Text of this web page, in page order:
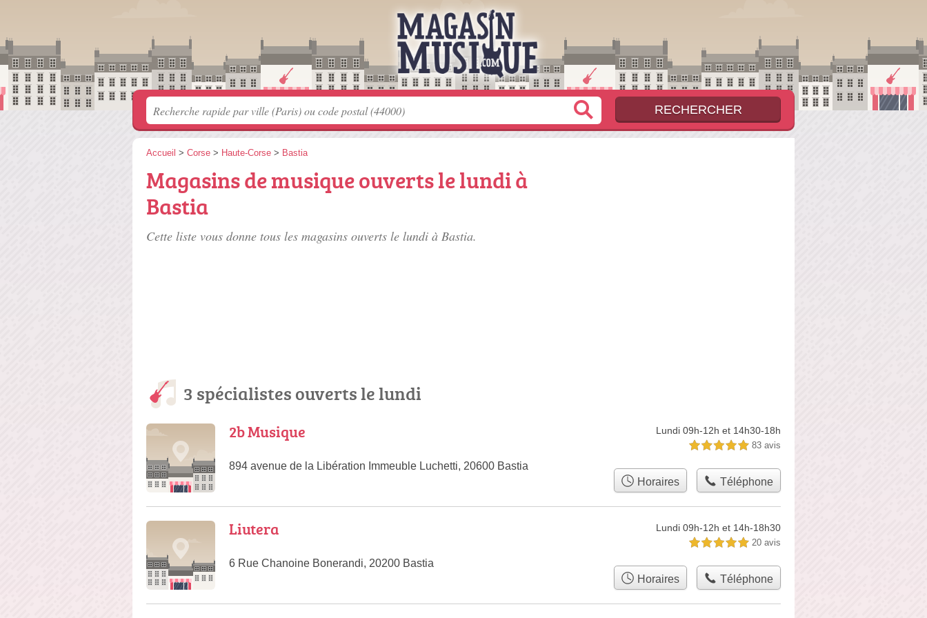
Accueil > Corse > Haute-Corse > Bastia
Magasins de musique ouverts le lundi à
Bastia
Cette liste vous donne tous les magasins ouverts le lundi à Bastia.
3 spécialistes ouverts le lundi
2b Musique
894 avenue de la Libération Immeuble Luchetti, 20600 Bastia
Lundi 09h-12h et 14h30-18h
5,0 étoiles sur 5 83 avis
Horaires Téléphone
Liutera
6 Rue Chanoine Bonerandi, 20200 Bastia
Lundi 09h-12h et 14h-18h30
5,0 étoiles sur 5 20 avis
Horaires Téléphone